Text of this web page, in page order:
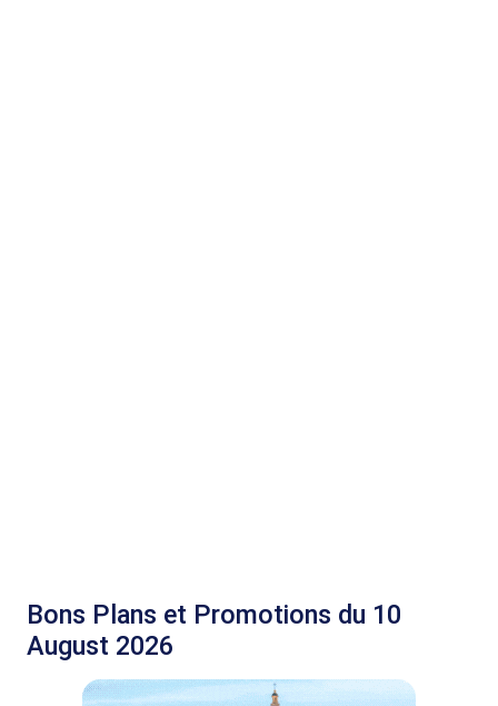
Bons Plans et Promotions du 10
August 2026